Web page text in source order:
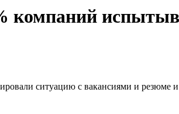
компаний
ситуацию с вакансиями и резюме